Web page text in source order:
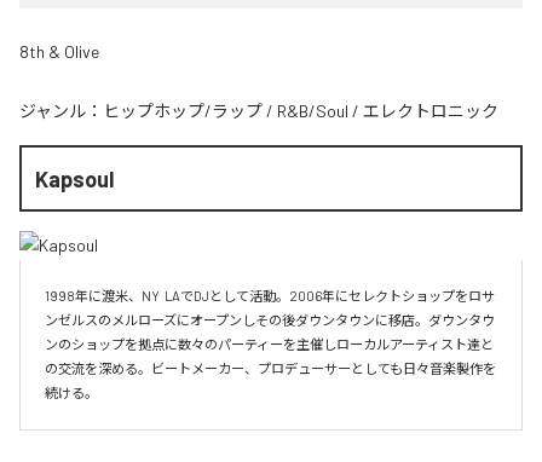
8th & Olive
ジャンル： ヒップホップ/ラップ / R&B/Soul / エレクトロニック
Kapsoul
1998年に渡米、NY  LAでDJとして活動。2006年にセレクトショップをロサ
ンゼルスのメルローズにオープンしその後ダウンタウンに移店。ダウンタウ
ンのショップを拠点に数々のパーティーを主催しローカルアーティスト達と
の交流を深める。ビートメーカー、プロデューサーとしても日々音楽製作を
続ける。